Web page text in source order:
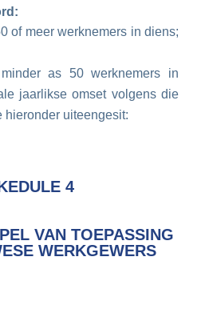
of meer werknemers in diens;
as 50 werknemers in
jaarlikse omset volgens die
hieronder uiteengesit:
4
VAN TOEPASSING
WERKGEWERS